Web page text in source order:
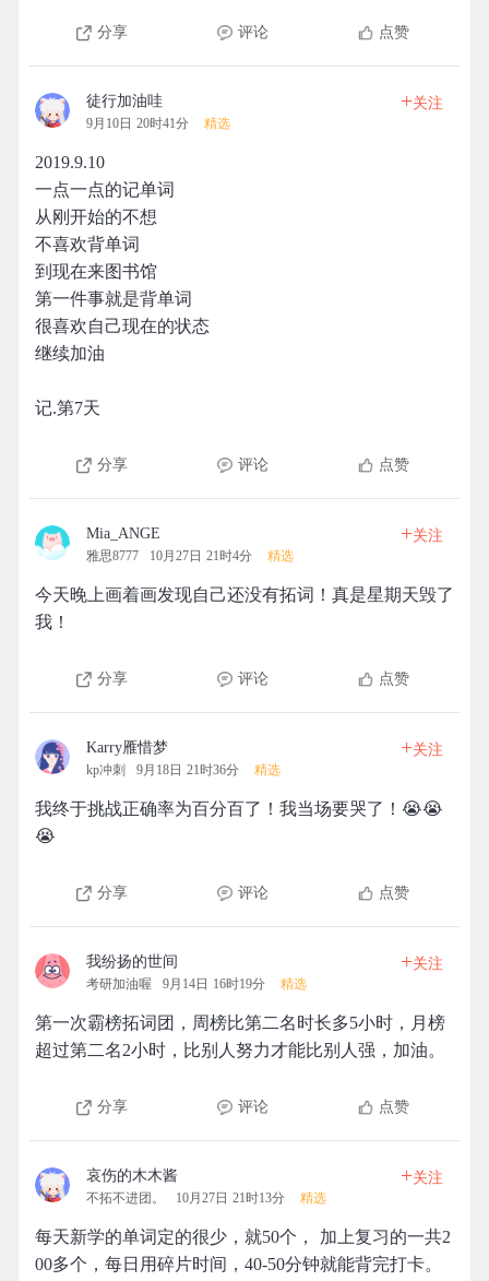
分享 评论 点赞
徒行加油哇
9月10日 20时41分 精选
+关注
2019.9.10
一点一点的记单词
从刚开始的不想
不喜欢背单词
到现在来图书馆
第一件事就是背单词
很喜欢自己现在的状态
继续加油
记.第7天
分享 评论 点赞
Mia_ANGE
雅思8777 10月27日 21时4分 精选
+关注
今天晚上画着画发现自己还没有拓词！真是星期天毁了
我！
分享 评论 点赞
Karry雁惜梦
kp冲刺 9月18日 21时36分 精选
+关注
我终于挑战正确率为百分百了！我当场要哭了！😭😭
😭
分享 评论 点赞
我纷扬的世间
考研加油喔 9月14日 16时19分 精选
+关注
第一次霸榜拓词团，周榜比第二名时长多5小时，月榜
超过第二名2小时，比别人努力才能比别人强，加油。
分享 评论 点赞
哀伤的木木酱
不拓不进团。 10月27日 21时13分 精选
+关注
每天新学的单词定的很少，就50个， 加上复习的一共2
00多个，每日用碎片时间，40-50分钟就能背完打卡。